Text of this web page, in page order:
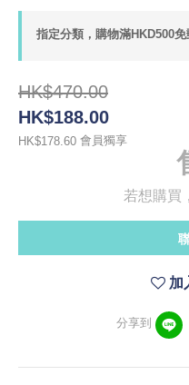
指定分類，購物滿HKD500
HK$470.00
HK$188.00
HK$178.60 會員獨享
若想購買
加
分享到